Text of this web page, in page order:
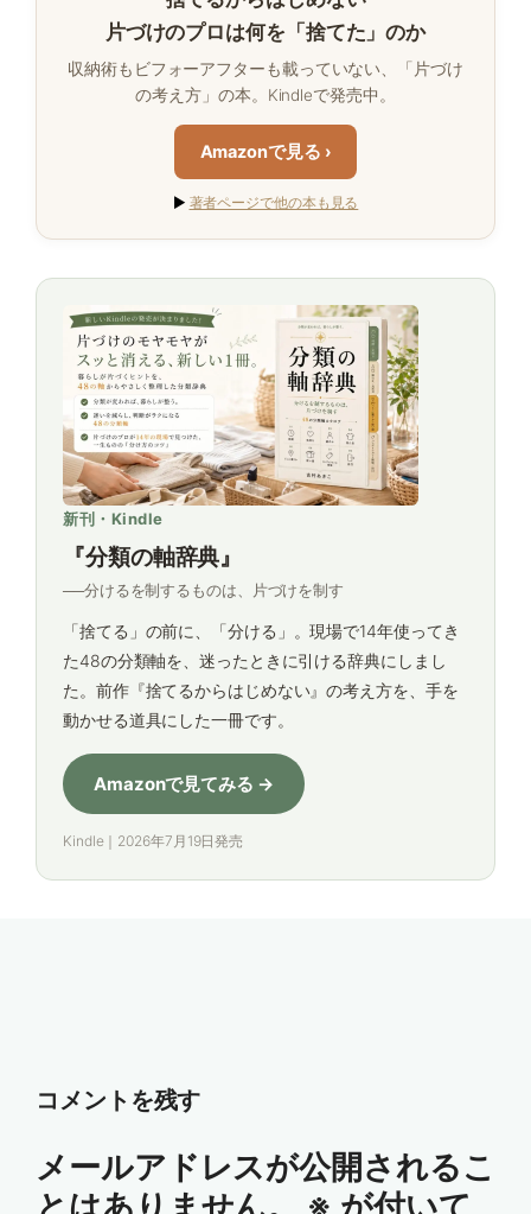
片づけのプロは何を「捨てた」のか
収納術もビフォーアフターも載っていない、「片づけ
の考え方」の本。Kindleで発売中。
Amazonで見る ›
▶ 著者ページで他の本も見る
新刊・Kindle
『分類の軸辞典』
──分けるを制するものは、片づけを制す
「捨てる」の前に、「分ける」。現場で14年使ってき
た48の分類軸を、迷ったときに引ける辞典にしまし
た。前作『捨てるからはじめない』の考え方を、手を
動かせる道具にした一冊です。
Amazonで見てみる →
Kindle｜2026年7月19日発売
コメントを残す
メールアドレスが公開されるこ